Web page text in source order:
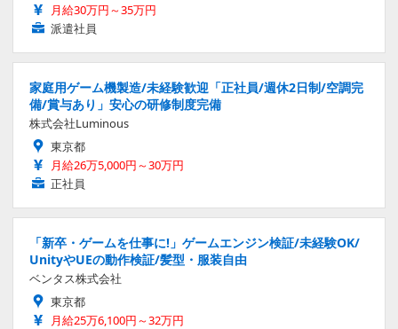
月給30万円～35万円
派遣社員
家庭用ゲーム機製造/未経験歓迎「正社員/週休2日制/空調完
備/賞与あり」安心の研修制度完備
株式会社Luminous
東京都
月給26万5,000円～30万円
正社員
「新卒・ゲームを仕事に!」ゲームエンジン検証/未経験OK/
UnityやUEの動作検証/髪型・服装自由
ベンタス株式会社
東京都
月給25万6,100円～32万円